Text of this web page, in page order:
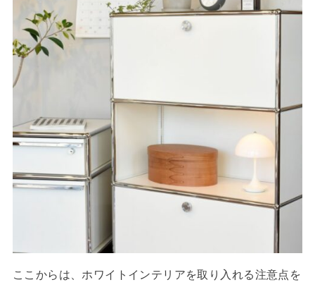
ここからは、ホワイトインテリアを取り入れる注意点を